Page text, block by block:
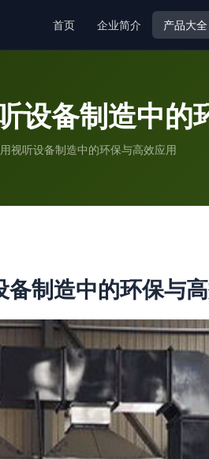
首页 企业简介 产品大全
设备制造中的
视听设备制造中的环保与高效应用
制造中的环保与